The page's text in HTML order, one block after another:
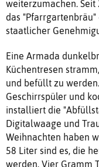
weiterzumachen. Seit
das
staatlicher
Eine Armada
Küchentresen
und befüllt zu
Geschirrspüler und
installiert die
Digitalwaage und
Weihnachten haben
58 Liter sind es, die
werden. Vier Gramm